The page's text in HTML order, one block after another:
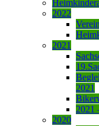
2022
2021
2021
2021
2020